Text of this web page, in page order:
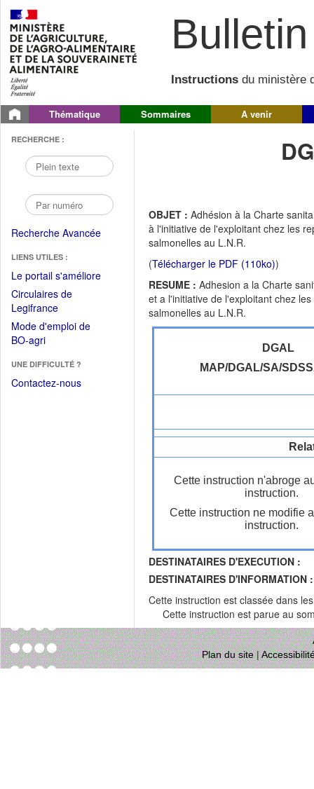
Instructions du ministère
Thématique Sommaires A venir
RECHERCHE :
Recherche Avancée
LIENS UTILES :
Le portail s'améliore(Fichier
Circulaires de
Legifrance(Ouvrir
dans
une
fenêtre)
Mode d'emploi de
BO-agri(Ouvrir
une
nouvelle
UNE DIFFICULTÉ ?
Contactez-nous
OBJET : Adhésion à la Charte
à l'initiative de l'exploitant chez les
salmonelles au L.N.R.
(Télécharger le PDF (110ko))
RESUME : Adhesion a la Charte
et a l'initiative de l'exploitant chez
salmonelles au L.N.R.
DGAL
MAP/DGAL/SA/
Cette instruction n'abroge
instruction.
Cette instruction ne modifie
instruction.
DESTINATAIRES D'EXECUTION :
DESTINATAIRES D'INFORMATION :
Cette instruction est classée dans
Cette instruction est parue au
Plan du site|